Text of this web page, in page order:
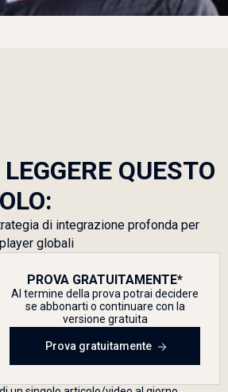
QUESTO
di integrazione profonda per
globali
PROVA GRATUITAMENTE*
Al termine della prova potrai decidere
se abbonarti o continuare con la
versione gratuita
Prova gratuitamente